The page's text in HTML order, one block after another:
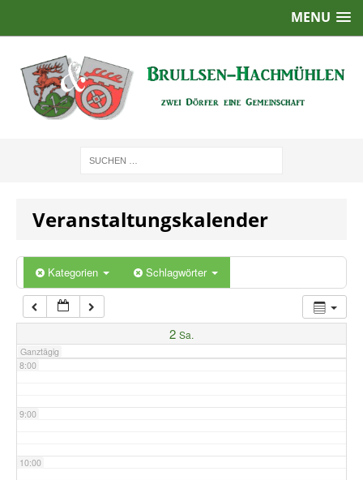
MENU
Veranstaltungskalender
Kategorien Schlagwörter
2 Sa.
Ganztägig
2:00
5:00
7:00
8:00
9:00
10:00